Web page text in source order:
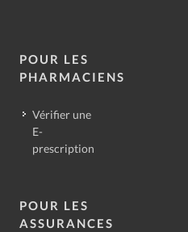
POUR LES
PHARMACIENS
Vérifier une
E-
prescription
POUR LES
ASSURANCES